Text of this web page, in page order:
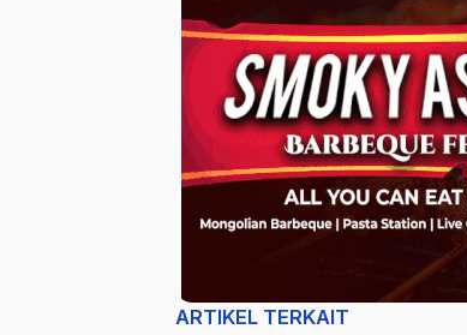
ARTIKEL TERKAIT